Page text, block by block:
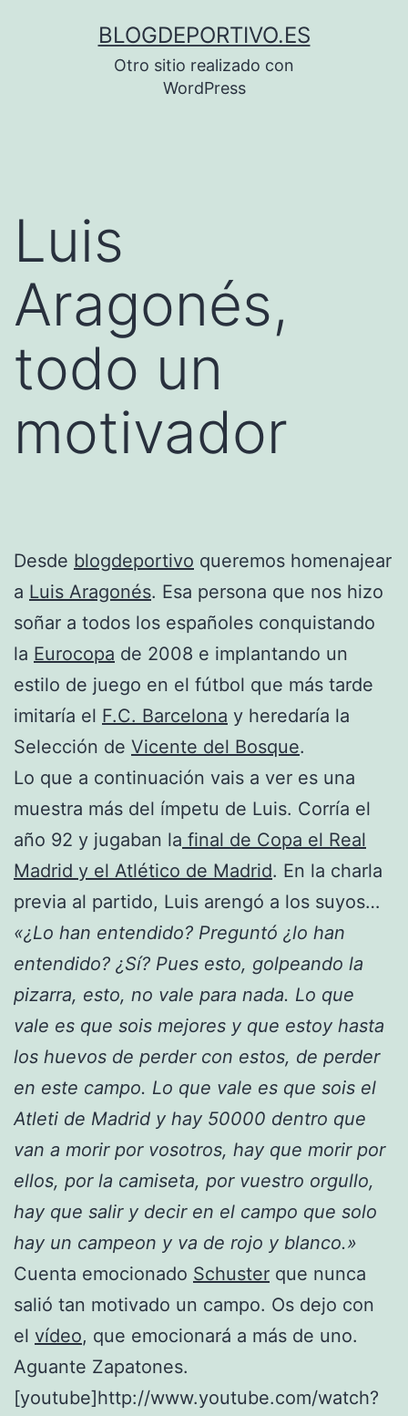
BLOGDEPORTIVO.ES
Otro sitio realizado con
WordPress
Luis
Aragonés,
todo un
motivador
Desde blogdeportivo queremos homenajear
a Luis Aragonés. Esa persona que nos hizo
soñar a todos los españoles conquistando
la Eurocopa de 2008 e implantando un
estilo de juego en el fútbol que más tarde
imitaría el F.C. Barcelona y heredaría la
Selección de Vicente del Bosque.
Lo que a continuación vais a ver es una
muestra más del ímpetu de Luis. Corría el
año 92 y jugaban la final de Copa el Real
Madrid y el Atlético de Madrid. En la charla
previa al partido, Luis arengó a los suyos…
«¿Lo han entendido? Preguntó ¿lo han
entendido? ¿Sí? Pues esto, golpeando la
pizarra, esto, no vale para nada. Lo que
vale es que sois mejores y que estoy hasta
los huevos de perder con estos, de perder
en este campo. Lo que vale es que sois el
Atleti de Madrid y hay 50000 dentro que
van a morir por vosotros, hay que morir por
ellos, por la camiseta, por vuestro orgullo,
hay que salir y decir en el campo que solo
hay un campeon y va de rojo y blanco.»
Cuenta emocionado Schuster que nunca
salió tan motivado un campo. Os dejo con
el vídeo, que emocionará a más de uno.
Aguante Zapatones.
[youtube]http://www.youtube.com/watch?